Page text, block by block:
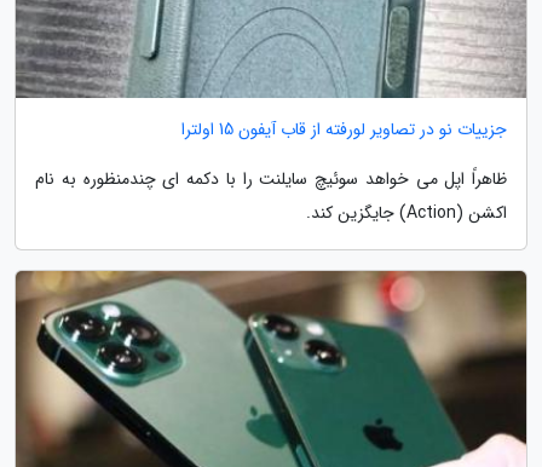
جزییات نو در تصاویر لورفته از قاب آیفون 15 اولترا
ظاهراً اپل می خواهد سوئیچ سایلنت را با دکمه ای چندمنظوره به نام
اکشن (Action) جایگزین کند.